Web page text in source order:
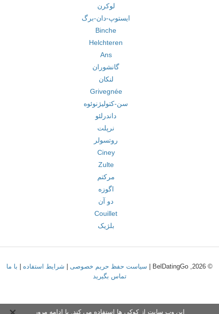
لوکرن
ایستوپ-دان-برگ
Binche
Helchteren
Ans
گانشوران
لنکان
Grivegnée
سن-کتولیژنوئوه
داندرلئو
نرپلت
روتسولر
Ciney
Zulte
مرکتم
اگوزه
دو آن
Couillet
بلژیک
© 2026, BelDatingGo | سیاست حفظ حریم خصوصی شرایط استفاده
با ما
تماس بگیرید
این وب سایت از کوکی ها استفاده می کند. با ادامه مرور